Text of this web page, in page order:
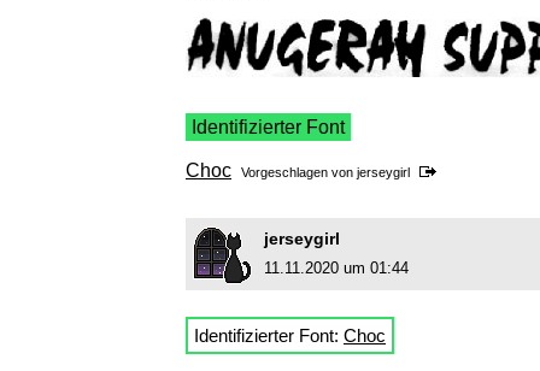
Identifizierter Font
Choc Vorgeschlagen von jerseygirl
jerseygirl
11.11.2020 um 01:44
Identifizierter Font: Choc